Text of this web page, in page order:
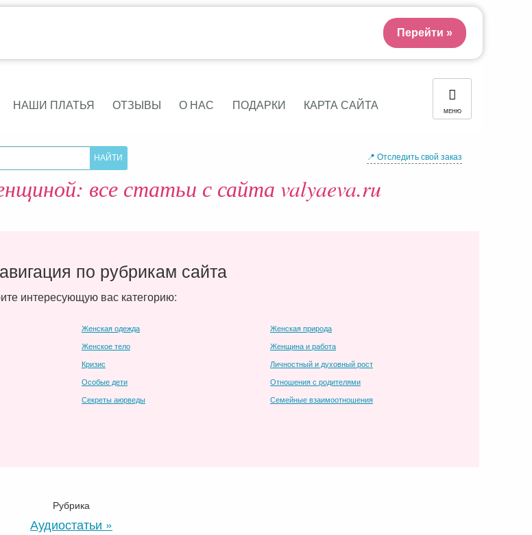
НАШИ ПЛАТЬЯ ОТЗЫВЫ О НАС ПОДАРКИ КАРТА САЙТА МЕНЮ
📍 Отследить свой заказ
все статьи с сайта valyaeva.ru
по рубрикам сайта
интересующую вас категорию:
Женская одежда
Женская природа
Женское тело
Женщина и работа
Кризис
Личностный и духовный рост
Особые дети
Отношения с родителями
Секреты аюрведы
Семейные взаимоотношения
Рубрика
Аудиостатьи »
Перейти »